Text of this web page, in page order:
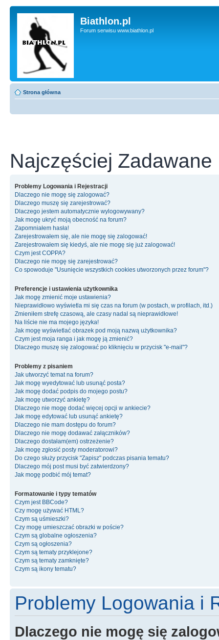
Biathlon.pl
Forum serwisu www.biathlon.pl
Strona główna
Najczęściej Zadawane
Problemy Logowania i Rejestracji
Dlaczego nie mogę się zalogować?
Dlaczego muszę się zarejestrować?
Dlaczego jestem automatycznie wylogowywany?
Jak mogę ukryć moją obecność na forum?
Zapomniałem hasła!
Zarejestrowałem się, ale nie mogę się zalogować!
Zarejestrowałem się kiedyś, ale nie mogę się już zalogować!
Czym jest COPPA?
Dlaczego nie mogę się zarejestrować?
Co spowoduje "Usunięcie wszystkich cookies utworzonych przez forum"?
Preferencje i ustawienia użytkownika
Jak mogę zmienić moje ustawienia?
Nieprawidłowo wyświetla mi się czas na forum (w postach, w profilach, itd.)
Zmieniłem strefę czasową, ale czasy nadal są nieprawidłowe!
Na liście nie ma mojego języka!
Jak mogę wyświetlać obrazek pod moją nazwą użytkownika?
Czym jest moja ranga i jak mogę ją zmienić?
Dlaczego muszę się zalogować po kliknięciu w przycisk "e-mail"?
Problemy z pisaniem
Jak utworzyć temat na forum?
Jak mogę wyedytować lub usunąć posta?
Jak mogę dodać podpis do mojego postu?
Jak mogę utworzyć ankietę?
Dlaczego nie mogę dodać więcej opcji w ankiecie?
Jak mogę edytować lub usunąć ankietę?
Dlaczego nie mam dostępu do forum?
Dlaczego nie mogę dodawać załączników?
Dlaczego dostałam(em) ostrzeżenie?
Jak mogę zgłosić posty moderatorowi?
Do czego służy przycisk "Zapisz" podczas pisania tematu?
Dlaczego mój post musi być zatwierdzony?
Jak mogę podbić mój temat?
Formatowanie i typy tematów
Czym jest BBCode?
Czy mogę używać HTML?
Czym są uśmieszki?
Czy mogę umieszczać obrazki w poście?
Czym są globalne ogłoszenia?
Czym są ogłoszenia?
Czym są tematy przyklejone?
Czym są tematy zamknięte?
Czym są ikony tematu?
Problemy Logowania i
Dlaczego nie mogę się